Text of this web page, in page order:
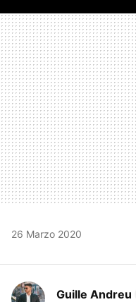
26 Marzo 2020
Guille Andreu